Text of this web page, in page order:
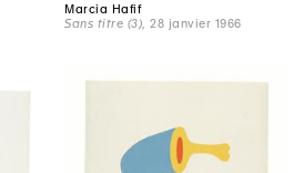
Marcia Hafif
Sans titre (3) , 28 janvier 1966